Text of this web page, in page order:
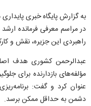
به گزارش پایگاه خبری
در مراسم معرفی فرمانده ارشد
راهبردی این جزیره، نقش و
عبدالرحمن کشوری هدف
مؤلفه‌های بازدارنده برای
عنوان کرد و گفت:
دشمن به حداقل ممکن برسد.